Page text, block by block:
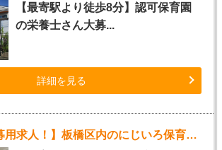
【最寄駅より徒歩8分】認可保育園
の栄養士さん大募...
詳細を見る
【ポスター応募用求人！】板橋区内のにじいろ保育園（正社員保育士）